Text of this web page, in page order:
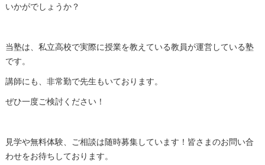
いかがでしょうか？
当塾は、私立高校で実際に授業を教えている教員が運営している塾
です。
講師にも、非常勤で先生もいております。
ぜひ一度ご検討ください！
見学や無料体験、ご相談は随時募集しています！皆さまのお問い合
わせをお待ちしております。